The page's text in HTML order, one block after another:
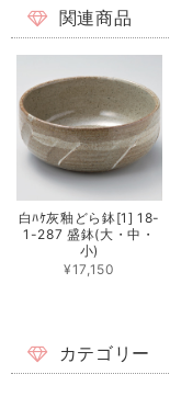
関連商品
白ﾊｹ灰釉どら鉢[1] 18-
1-287 盛鉢(大・中・
小)
¥17,150
カテゴリー